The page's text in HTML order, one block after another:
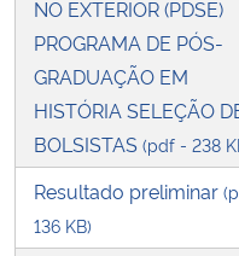
Gabinete de Segurança
Advocacia-Geral da União
Banco Central do Brasil
Planalto
NO EXTERIOR (PDSE)
PROGRAMA DE PÓS-
GRADUAÇÃO EM
HISTÓRIA SELEÇÃO
BOLSISTAS (pdf - 238
Resultado preliminar
136 KB)